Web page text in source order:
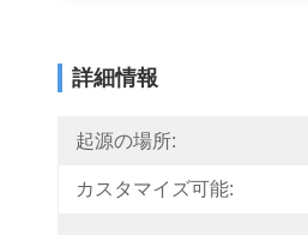
詳細情報
起源の場所:
カスタマイズ可能: